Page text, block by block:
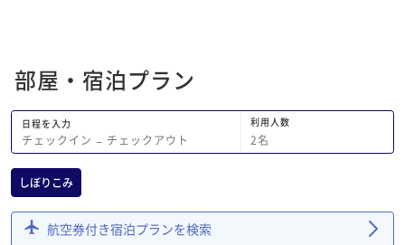
部屋・宿泊プラン
日程を入力
チェックイン − チェックアウト
利用人数
2名
しぼりこみ
航空券付き宿泊プランを検索